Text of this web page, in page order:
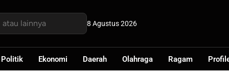
8 Agustus 2026
Politik Ekonomi Daerah Olahraga Ragam